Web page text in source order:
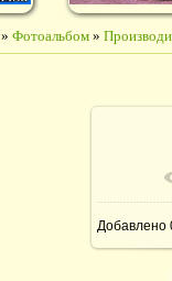
» Фотоальбом »
Добавлено